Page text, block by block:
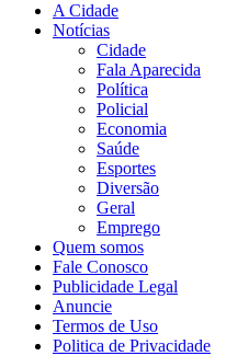
A Cidade
Notícias
Cidade
Fala Aparecida
Política
Policial
Economia
Saúde
Esportes
Diversão
Geral
Emprego
Quem somos
Fale Conosco
Publicidade Legal
Anuncie
Termos de Uso
Politica de Privacidade